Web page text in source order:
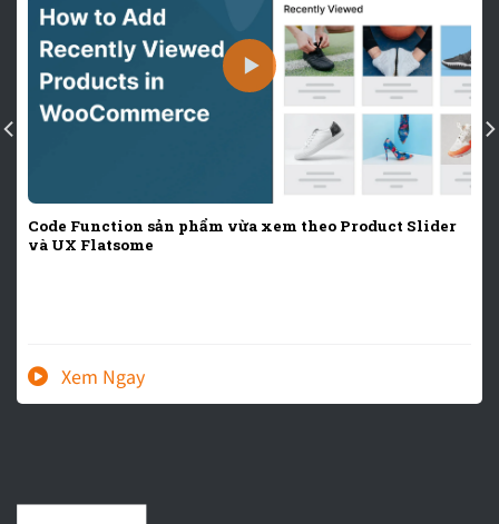
Code Function sản phẩm vừa xem theo Product Slider
và UX Flatsome